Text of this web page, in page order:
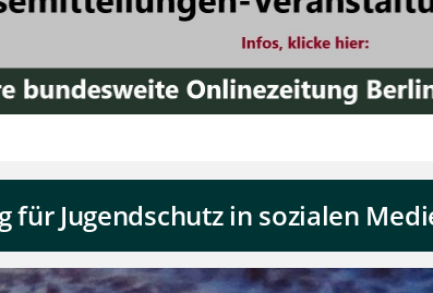
für Jugendschutz in sozialen